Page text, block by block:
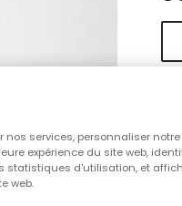
nos services, personnaliser notre
expérience du site web,
statistiques d'utilisation, et
web.